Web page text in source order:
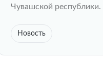
Чувашской республики.
Новость